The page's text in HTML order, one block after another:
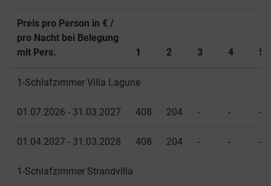
Preis pro Person in € /
pro Nacht bei Belegung
mit Pers.
1 2 3 4 5
1-Schlafzimmer Villa Lagune
01.07.2026 - 31.03.2027 408 204 - - -
01.04.2027 - 31.03.2028 408 204 - - -
1-Schlafzimmer Strandvilla